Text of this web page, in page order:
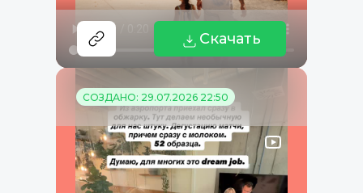
Скачать
СОЗДАНО: 29.07.2026 22:50